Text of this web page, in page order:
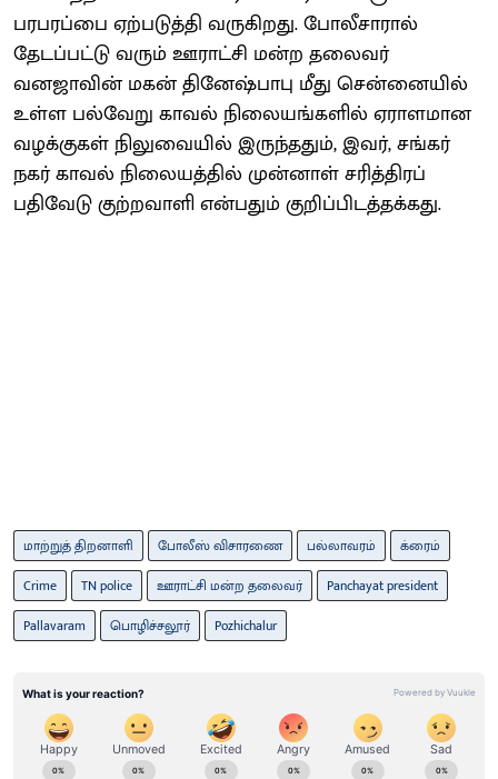
பரபரப்பை ஏற்படுத்தி வருகிறது. போலீசாரால்
தேடப்பட்டு வரும் ஊராட்சி மன்ற தலைவர்
வனஜாவின் மகன் தினேஷ்பாபு மீது சென்னையில்
உள்ள பல்வேறு காவல் நிலையங்களில் ஏராளமான
வழக்குகள் நிலுவையில் இருந்ததும், இவர், சங்கர்
நகர் காவல் நிலையத்தில் முன்னாள் சரித்திரப்
பதிவேடு குற்றவாளி என்பதும் குறிப்பிடத்தக்கது.
மாற்றுத் திறனாளி போலீஸ் விசாரணை பல்லாவரம்
க்ரைம்
Crime
TN police ஊராட்சி மன்ற தலைவர்
Panchayat president
Pallavaram
பொழிச்சலூர் Pozhichalur